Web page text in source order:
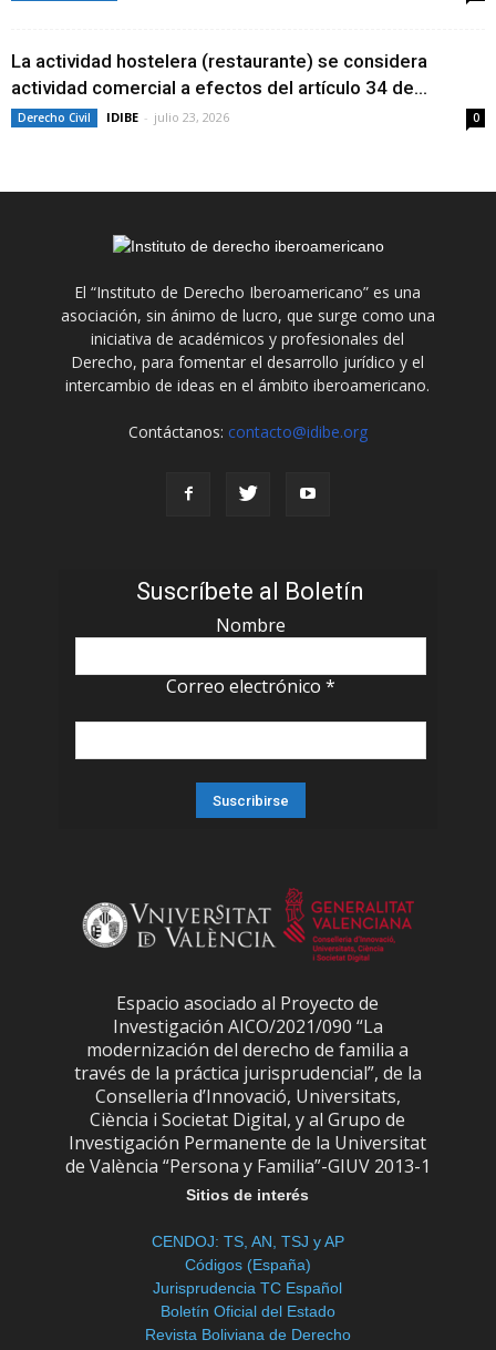
La actividad hostelera (restaurante) se considera
actividad comercial a efectos del artículo 34 de...
Derecho Civil IDIBE - julio 23, 2026 0
El “Instituto de Derecho Iberoamericano” es una
asociación, sin ánimo de lucro, que surge como una
iniciativa de académicos y profesionales del
Derecho, para fomentar el desarrollo jurídico y el
intercambio de ideas en el ámbito iberoamericano.
Contáctanos: contacto@idibe.org
Suscríbete al Boletín
Nombre
Correo electrónico *
Espacio asociado al Proyecto de
Investigación AICO/2021/090 “La
modernización del derecho de familia a
través de la práctica jurisprudencial”, de la
Conselleria d’Innovació, Universitats,
Ciència i Societat Digital, y al Grupo de
Investigación Permanente de la Universitat
de València “Persona y Familia”-GIUV 2013-1
Sitios de interés
CENDOJ: TS, AN, TSJ y AP
Códigos (España)
Jurisprudencia TC Español
Boletín Oficial del Estado
Revista Boliviana de Derecho